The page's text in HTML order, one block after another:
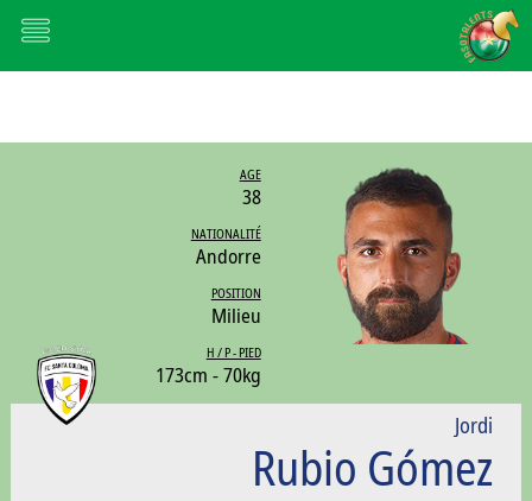
AGE
38
NATIONALITÉ
Andorre
POSITION
Milieu
H / P - PIED
173cm - 70kg
Jordi
Rubio Gómez